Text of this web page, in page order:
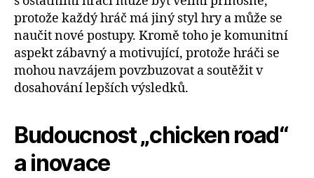
protože každý hráč má jiný styl hry a může se
naučit nové postupy. Kromě toho je komunitní
aspekt zábavný a motivující, protože hráči se
mohou navzájem povzbuzovat a soutěžit v
dosahování lepších výsledků.
Budoucnost „chicken road“
a inovace